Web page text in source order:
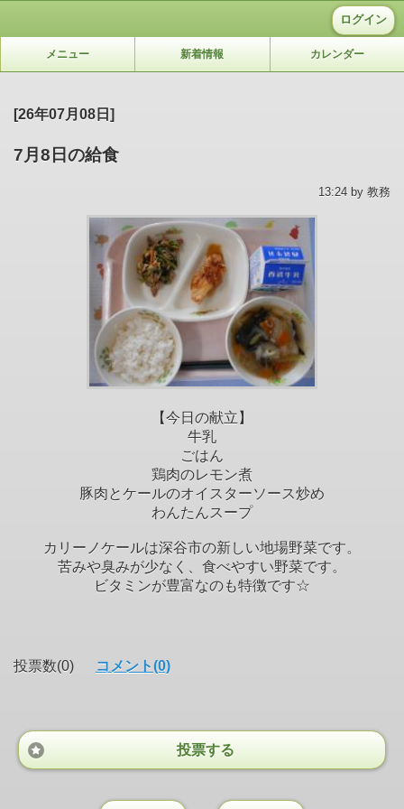
ログイン
メニュー 新着情報 カレンダー
[26年07月08日]
7月8日の給食
13:24 by 教務
【今日の献立】
牛乳
ごはん
鶏肉のレモン煮
豚肉とケールのオイスターソース炒め
わんたんスープ
カリーノケールは深谷市の新しい地場野菜です。
苦みや臭みが少なく、食べやすい野菜です。
ビタミンが豊富なのも特徴です☆
投票数(0) コメント(0)
投票する